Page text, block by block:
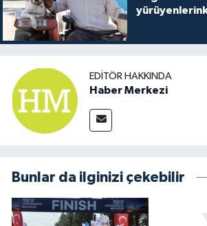
EDITÖR HAKKINDA
Haber Merkezi
Bunlar da ilginizi çekebilir